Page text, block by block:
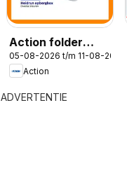
Action folder
week 32
05-08-2026 t/m 11-08-2026
Action
ADVERTENTIE